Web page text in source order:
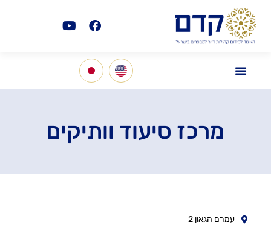
מרכז סיעוד וותיקים
עמרם הגאון 2